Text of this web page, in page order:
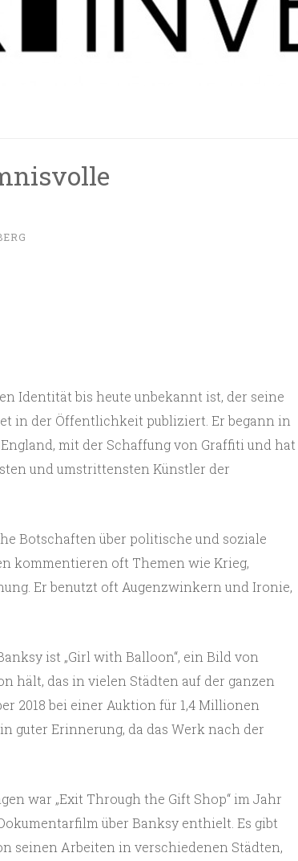
Identität bis heute unbekannt ist, der seine
in der Öffentlichkeit publiziert. Er begann in
mit der Schaffung von Graffiti und hat
und umstrittensten Künstler der
Botschaften über politische und soziale
kommentieren oft Themen wie Krieg,
Er benutzt oft Augenzwinkern und Ironie,
ist „Girl with Balloon“, ein Bild von
hält, das in vielen Städten auf der ganzen
2018 bei einer Auktion für 1,4 Millionen
guter Erinnerung, da das Werk nach der
war „Exit Through the Gift Shop“ im Jahr
über Banksy enthielt. Es gibt
seinen Arbeiten in verschiedenen Städten,